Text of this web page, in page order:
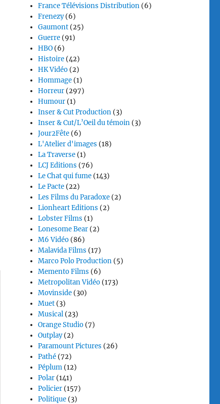
France Télévisions Distribution (6)
Frenezy(6)
Gaumont (25)
Guerre (91)
HBO (6)
Histoire (42)
HK Vidéo (2)
Hommage (1)
Horreur (297)
Humour (1)
Inser & Cut Production (3)
Inser & Cut/L’Oeil du témoin (3)
Jour2Fête (6)
L'Atelier d'images (18)
La Traverse (1)
LCJ Editions (76)
Le Chat qui fume (143)
Le Pacte (22)
Les Films du Paradoxe (2)
Lionheart Editions (2)
Lobster Films (1)
Lonesome Bear (2)
M6 Vidéo (86)
Malavida Films (17)
Marco Polo Production (5)
Memento Films (6)
Metropolitan Vidéo (173)
Movinside (30)
Muet (3)
Musical (23)
Orange Studio (7)
Outplay(2)
Paramount Pictures (26)
Pathé (72)
Péplum (12)
Polar (141)
Policier (157)
Politique (3)